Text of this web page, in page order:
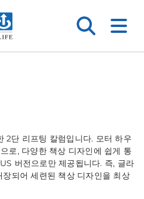
2단 리프팅 칼럼입니다. 모터 하우
로, 다양한 책상 디자인에 쉽게 통
버전으로만 제공됩니다. 즉, 글라
되어 세련된 책상 디자인을 최상